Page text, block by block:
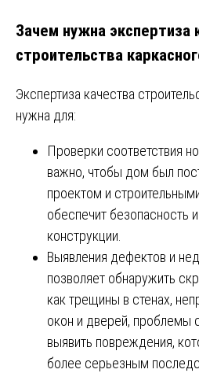
Зачем нужна экспертиза
строительства
Экспертиза качества
нужна для:
Проверки соответствия
важно, чтобы дом был
проектом и
обеспечит безопасность
конструкции.
Выявления дефектов и
позволяет обнаружить
как трещины в стенах,
окон и дверей, проблемы
выявить повреждения,
более серьезным